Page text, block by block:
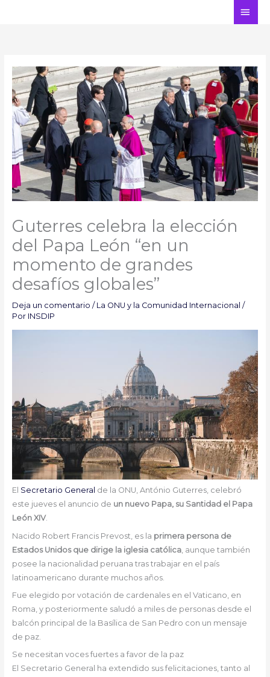
Guterres celebra la elección
del Papa León “en un
momento de grandes
desafíos globales”
Deja un comentario / La ONU y la Comunidad Internacional /
Por INSDIP
El Secretario General de la ONU, António Guterres, celebró
este jueves el anuncio de un nuevo Papa, su Santidad el Papa
León XIV.
Nacido Robert Francis Prevost, es la primera persona de
Estados Unidos que dirige la iglesia católica, aunque también
posee la nacionalidad peruana tras trabajar en el país
latinoamericano durante muchos años.
Fue elegido por votación de cardenales en el Vaticano, en
Roma, y posteriormente saludó a miles de personas desde el
balcón principal de la Basílica de San Pedro con un mensaje
de paz.
Se necesitan voces fuertes a favor de la paz
El Secretario General ha extendido sus felicitaciones, tanto al